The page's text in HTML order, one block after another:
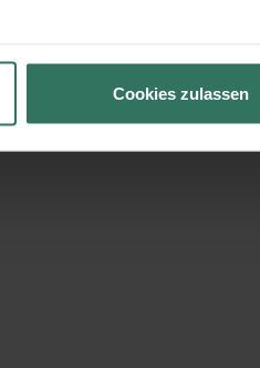
Cookies zulassen